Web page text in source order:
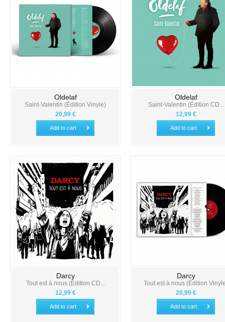
Oldelaf
Saint-Valentin (Édition Vinyle)
20,99 €
Add to cart
Oldelaf
Saint-Valentin (Édition CD...
12,99 €
Add to cart
Darcy
Tout est à nous (Édition CD...
12,99 €
Add to cart
Darcy
Tout est à nous (Édition
20,99 €
Add to cart